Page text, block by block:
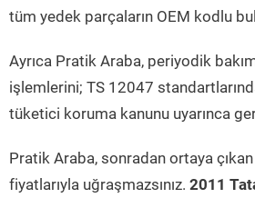
tüm yedek parçaların OEM kodlu
Ayrıca Pratik Araba, periyodik
işlemlerini; TS 12047
tüketici koruma kanunu uyarınca
Pratik Araba, sonradan ortaya
fiyatlarıyla uğraşmazsınız. 2011